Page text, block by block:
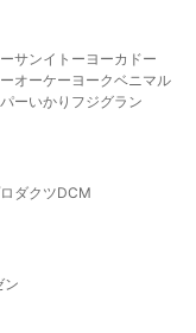
サンイトーヨーカドー
オーケー ヨークベニマル
ーいかり フジグラン
ダクツDCM
ン